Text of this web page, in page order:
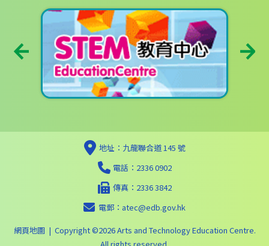
地址：九龍聯合道 145 號
電話：2336 0902
傳真：2336 3842
電郵： atec@edb.gov.hk
網頁地圖 | Copyright ©2026 Arts and Technology Education Centre.
All rights reserved.